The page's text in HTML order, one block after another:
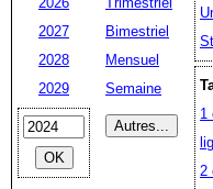
2027
2028
2029
Bimestriel
Mensuel
Semaine
1
2